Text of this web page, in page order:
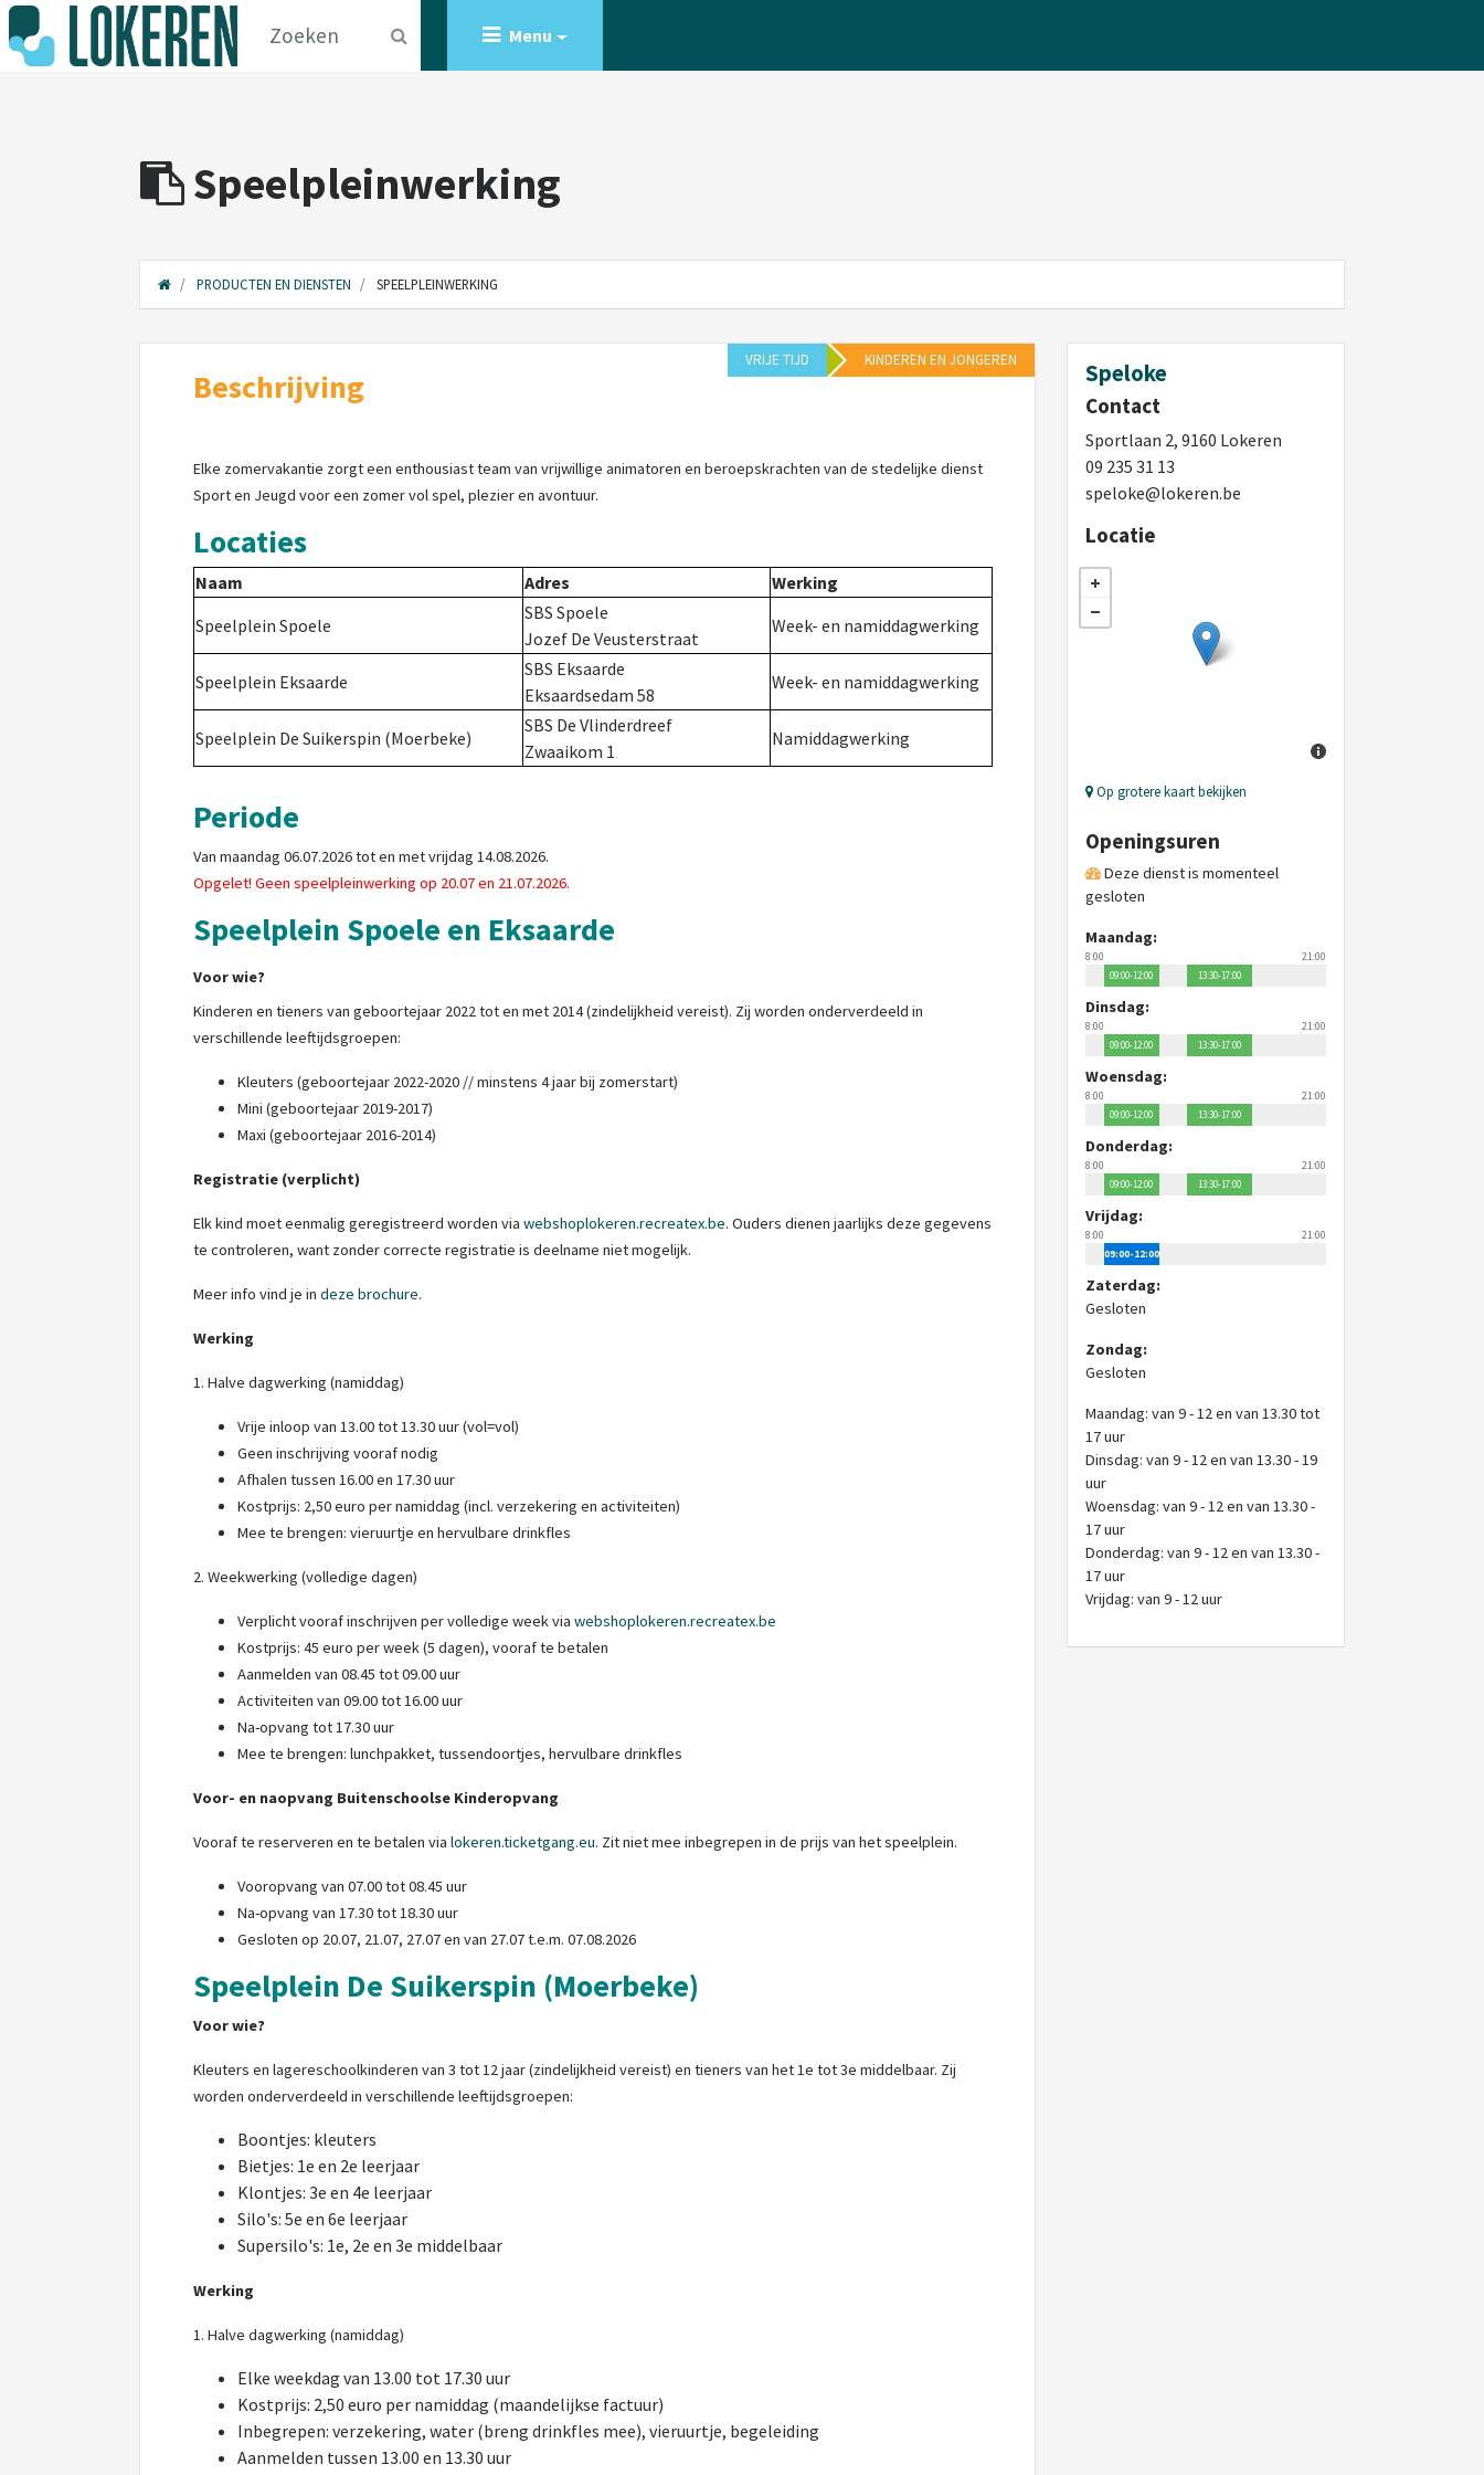
Menu
Speelpleinwerking
PRODUCTEN EN DIENSTEN SPEELPLEINWERKING
VRIJE TIJD KINDEREN EN JONGEREN
Beschrijving
Elke zomervakantie zorgt een enthousiast team van vrijwillige animatoren en beroepskrachten van de stedelijke dienst
Sport en Jeugd voor een zomer vol spel, plezier en avontuur.
Locaties
Naam Adres
Werking
Speelplein Spoele
SBS Spoele
Jozef De Veusterstraat
Week- en namiddagwerking
Speelplein Eksaarde
SBS Eksaarde
Eksaardsedam 58
Week- en namiddagwerking
Speelplein De Suikerspin (Moerbeke)
SBS De Vlinderdreef
Zwaaikom 1
Namiddagwerking
Periode
Van maandag 06.07.2026 tot en met vrijdag 14.08.2026.
Opgelet! Geen speelpleinwerking op 20.07 en 21.07.2026.
Speelplein Spoele en Eksaarde
Voor wie?
Kinderen en tieners van geboortejaar 2022 tot en met 2014 (zindelijkheid vereist). Zij worden onderverdeeld in
verschillende leeftijdsgroepen:
Kleuters (geboortejaar 2022-2020 // minstens 4 jaar bij zomerstart)
Mini (geboortejaar 2019-2017)
Maxi (geboortejaar 2016-2014)
Registratie (verplicht)
Elk kind moet eenmalig geregistreerd worden via webshoplokeren.recreatex.be. Ouders dienen jaarlijks deze gegevens
te controleren, want zonder correcte registratie is deelname niet mogelijk.
Meer info vind je in deze brochure.
Werking
1. Halve dagwerking (namiddag)
Vrije inloop van 13.00 tot 13.30 uur (vol=vol)
Geen inschrijving vooraf nodig
Afhalen tussen 16.00 en 17.30 uur
Kostprijs: 2,50 euro per namiddag (incl. verzekering en activiteiten)
Mee te brengen: vieruurtje en hervulbare drinkfles
2. Weekwerking (volledige dagen)
Verplicht vooraf inschrijven per volledige week via webshoplokeren.recreatex.be
Kostprijs: 45 euro per week (5 dagen), vooraf te betalen
Aanmelden van 08.45 tot 09.00 uur
Activiteiten van 09.00 tot 16.00 uur
Na-opvang tot 17.30 uur
Mee te brengen: lunchpakket, tussendoortjes, hervulbare drinkfles
Voor- en naopvang Buitenschoolse Kinderopvang
Vooraf te reserveren en te betalen via lokeren.ticketgang.eu. Zit niet mee inbegrepen in de prijs van het speelplein.
Vooropvang van 07.00 tot 08.45 uur
Na-opvang van 17.30 tot 18.30 uur
Gesloten op 20.07, 21.07, 27.07 en van 27.07 t.e.m. 07.08.2026
Speelplein De Suikerspin (Moerbeke)
Voor wie?
Kleuters en lagereschoolkinderen van 3 tot 12 jaar (zindelijkheid vereist) en tieners van het 1e tot 3e middelbaar. Zij
worden onderverdeeld in verschillende leeftijdsgroepen:
Boontjes: kleuters
Bietjes: 1e en 2e leerjaar
Klontjes: 3e en 4e leerjaar
Silo's: 5e en 6e leerjaar
Supersilo's: 1e, 2e en 3e middelbaar
Werking
1. Halve dagwerking (namiddag)
Elke weekdag van 13.00 tot 17.30 uur
Kostprijs: 2,50 euro per namiddag (maandelijkse factuur)
Inbegrepen: verzekering, water (breng drinkfles mee), vieruurtje, begeleiding
Aanmelden tussen 13.00 en 13.30 uur
Speloke
Contact
Sportlaan 2, 9160 Lokeren
09 235 31 13
speloke@lokeren.be
Locatie
Op grotere kaart bekijken
Openingsuren
Deze dienst is momenteel
gesloten
Maandag:
8:00 21:00
09:00-12:00 13:30-17:00
Dinsdag:
8:00 21:00
09:00-12:00 13:30-17:00
Woensdag:
8:00 21:00
09:00-12:00 13:30-17:00
Donderdag:
8:00 21:00
09:00-12:00 13:30-17:00
Vrijdag:
8:00 21:00
09:00-12:00
Zaterdag:
Gesloten
Zondag:
Gesloten
Maandag: van 9 - 12 en van 13.30 tot
17 uur
Dinsdag: van 9 - 12 en van 13.30 - 19
uur
Woensdag: van 9 - 12 en van 13.30 -
17 uur
Donderdag: van 9 - 12 en van 13.30 -
17 uur
Vrijdag: van 9 - 12 uur